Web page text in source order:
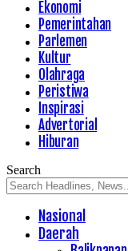
Ekonomi
Pemerintahan
Parlemen
Kultur
Olahraga
Peristiwa
Inspirasi
Advertorial
Hiburan
Search
Nasional
Daerah